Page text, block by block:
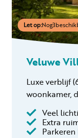
Let op:Nog3
Veluwe
Luxe verblijf
woonkamer,
Veel
Extra